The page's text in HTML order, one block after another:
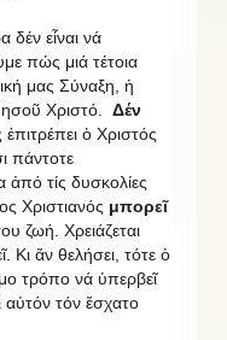
εἶναι νά
πώς μιά τέτοια
μας Σύναξη, ἡ
Χριστό. Δέν
ὁ Χριστός
πάντοτε
τίς δυσκολίες
Χριστιανός μπορεῖ
ζωή. Χρειάζεται
Κι ἄν θελήσει, τότε ὁ
τρόπο νά ὑπερβεῖ
αὐτόν τόν ἔσχατο